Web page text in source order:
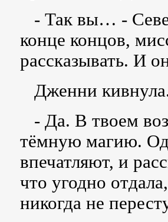
- Так вы… -
конце концов,
рассказывать. И
Дженни
- Да. В твоем
тёмную магию.
впечатляют, и
что угодно
никогда не